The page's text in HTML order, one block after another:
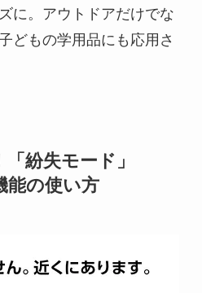
に。アウトドアだけでな
どもの学用品にも応用さ
紛失モード」
能の使い方